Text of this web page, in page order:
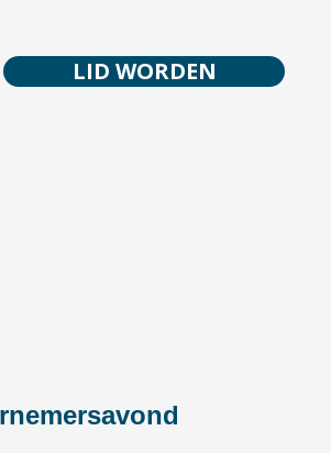
LID WORDEN